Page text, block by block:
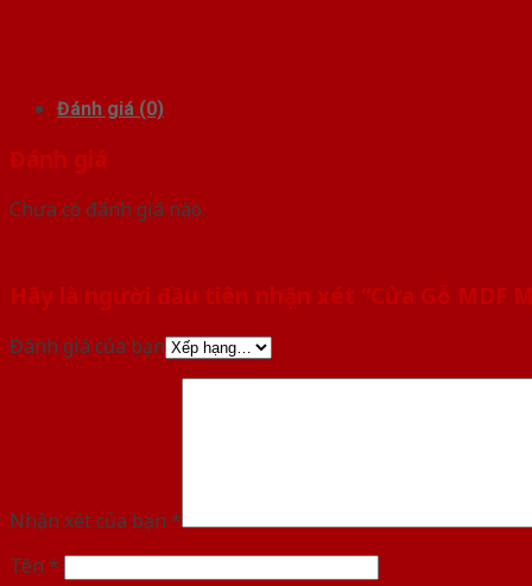
Đánh giá (0)
Đánh giá
Chưa có đánh giá nào.
Hãy là người đầu tiên nhận xét “Cửa Gỗ MDF
Đánh giá của bạn
Nhận xét của bạn *
Tên *